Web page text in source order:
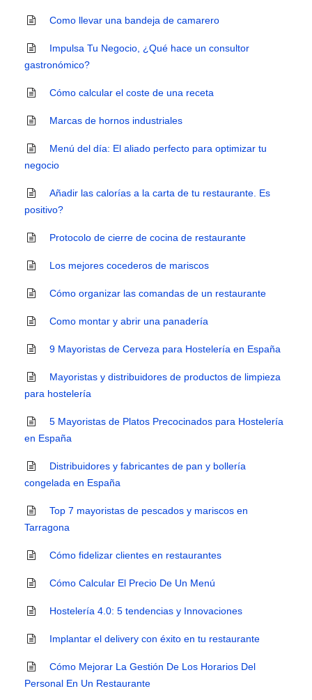
Como llevar una bandeja de camarero
Impulsa Tu Negocio, ¿Qué hace un consultor
gastronómico?
Cómo calcular el coste de una receta
Marcas de hornos industriales
Menú del día: El aliado perfecto para optimizar tu
negocio
Añadir las calorías a la carta de tu restaurante. Es
positivo?
Protocolo de cierre de cocina de restaurante
Los mejores cocederos de mariscos
Cómo organizar las comandas de un restaurante
Como montar y abrir una panadería
9 Mayoristas de Cerveza para Hostelería en España
Mayoristas y distribuidores de productos de limpieza
para hostelería
5 Mayoristas de Platos Precocinados para Hostelería
en España
Distribuidores y fabricantes de pan y bollería
congelada en España
Top 7 mayoristas de pescados y mariscos en
Tarragona
Cómo fidelizar clientes en restaurantes
Cómo Calcular El Precio De Un Menú
Hostelería 4.0: 5 tendencias y Innovaciones
Implantar el delivery con éxito en tu restaurante
Cómo Mejorar La Gestión De Los Horarios Del
Personal En Un Restaurante